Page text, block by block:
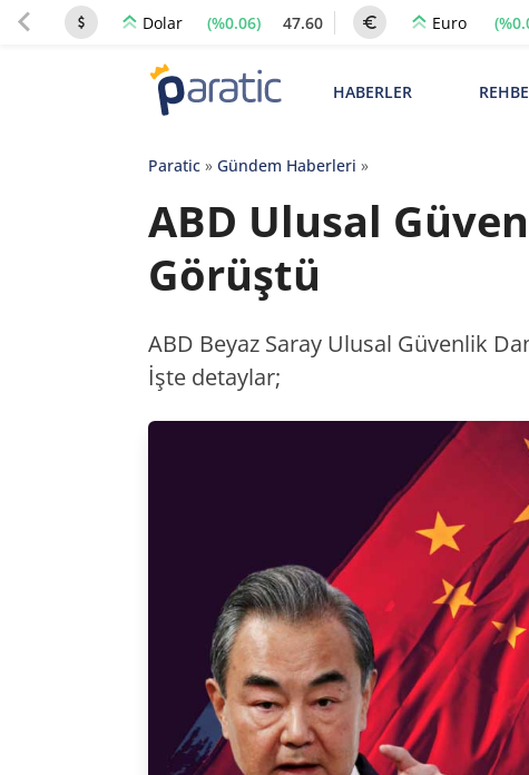
Dolar (%0.06) 47.60 Euro
HABERLER
Paratic» Gündem Haberleri »
ABD Ulusal
Görüştü
ABD Beyaz Saray Ulusal Güvenlik
İşte detaylar;